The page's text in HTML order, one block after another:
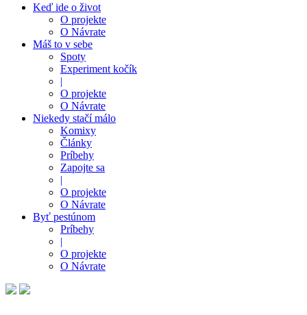
Keď ide o život
O projekte
O Návrate
Máš to v sebe
Spoty
Experiment kočík
|
O projekte
O Návrate
Niekedy stačí málo
Komixy
Články
Príbehy
Zapojte sa
|
O projekte
O Návrate
Byť pestúnom
Príbehy
|
O projekte
O Návrate